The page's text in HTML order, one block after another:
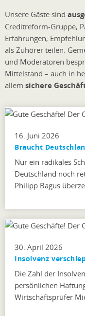
Unsere Gäste sind
Creditreform-Gruppe,
Erfahrungen,
als Zuhörer teilen.
und Moderatoren
Mittelstand – auch in
allem sichere
16. Juni 2026
Braucht
Nur ein radikales
Deutschland noch
Philipp Bagus
30. April 2026
Insolvenz
Die Zahl der
persönlichen
Wirtschaftsprüfer